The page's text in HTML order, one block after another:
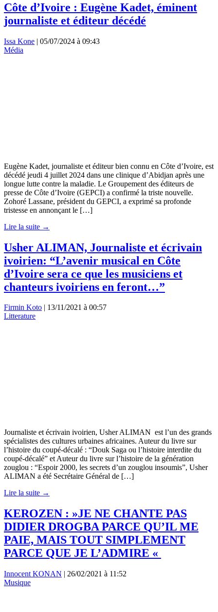
Côte d’Ivoire : Eugène Kadet, éminent
journaliste et éditeur décédé
Issa Kone | 05/07/2024 à 09:43
Média
Eugène Kadet, journaliste et éditeur bien connu en Côte d’Ivoire, est
décédé jeudi 4 juillet 2024 dans une clinique d’Abidjan après une
longue lutte contre la maladie. Le Groupement des éditeurs de
presse de Côte d’Ivoire (GEPCI) a confirmé la triste nouvelle.
Zohoré Lassane, président du GEPCI, a exprimé sa profonde
tristesse en annonçant le […]
Lire la suite →
Usher ALIMAN, Journaliste et écrivain
ivoirien: “L’avenir musical en Côte
d’Ivoire sera ce que les musiciens et
chanteurs ivoiriens en feront…”
Firmin Koto | 13/11/2021 à 00:57
Litterature
Journaliste et écrivain ivoirien, Usher ALIMAN est l’un des grands
spécialistes des cultures urbaines africaines. Auteur du livre sur
l’histoire du coupé-décalé : “Douk Saga ou l’histoire interdite du
coupé-décalé” et Auteur du livre sur l’histoire de la génération
zouglou : “Espoir 2000, les secrets d’un zouglou insoumis”, Usher
ALIMAN a été Secrétaire Général de […]
Lire la suite →
KEROZEN : »JE NE CHANTE PAS
DIDIER DROGBA PARCE QU’IL ME
PAIE, MAIS TOUT SIMPLEMENT
PARCE QUE JE L’ADMIRE «
Innocent KONAN | 26/02/2021 à 11:52
Musique